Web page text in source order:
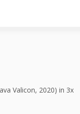
Valicon, 2020) in 3x